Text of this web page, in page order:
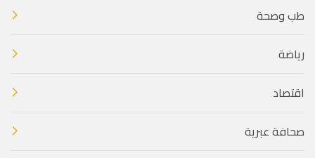
طب وصحة
رياضة
اقتصاد
صحافة عبرية